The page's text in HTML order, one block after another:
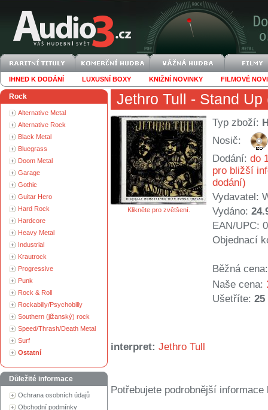
IHNED K DODÁNÍ LUXUSNÍ BOXY KNIŽNÍ NOVINKY FILMOVÉ
Rock
Alternative Metal
Alternative Rock
Black Metal
Bluegrass
Doom Metal
Garage
Gothic
Guitar Hero
Hard Rock
Hardcore
Heavy Metal
Industrial
Krautrock
Progressive
Punk
Rock & Roll
Rockabilly/Psychobilly
Southern (jižanský) rock
Speed/Thrash/Death Metal
Surf
Ostatní
Důležité informace
Ochrana osobních údajů
Obchodní podmínky
Jethro Tull - Stand Up
Klikněte pro zvětšení.
Typ zboží:
Nosič:
Dodání: do
pro bližší
dodání)
Vydavatel:
Vydáno:
EAN/UPC:
Objednací
Běžná cena:
Naše cena:
Ušetříte: 25
interpret: Jethro Tull
Potřebujete podrobnější